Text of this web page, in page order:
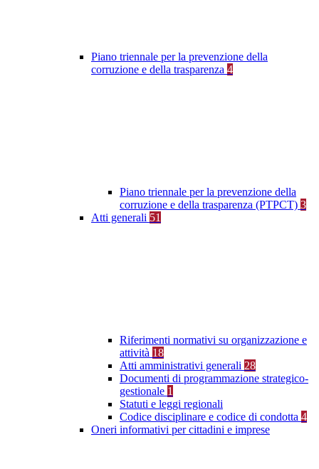
Piano triennale per la prevenzione della
corruzione e della trasparenza 4
Piano triennale per la prevenzione della
corruzione e della trasparenza (PTPCT) 3
Atti generali 51
Riferimenti normativi su organizzazione e
attività 18
Atti amministrativi generali 28
Documenti di programmazione strategico-
gestionale 1
Statuti e leggi regionali
Codice disciplinare e codice di condotta 4
Oneri informativi per cittadini e imprese